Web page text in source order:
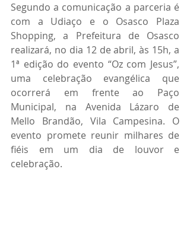
Segundo a comunicação a parceria é
com a Udiaço e o Osasco Plaza
Shopping, a Prefeitura de Osasco
realizará, no dia 12 de abril, às 15h, a
1ª edição do evento “Oz com Jesus”,
uma celebração evangélica que
ocorrerá em frente ao Paço
Municipal, na Avenida Lázaro de
Mello Brandão, Vila Campesina. O
evento promete reunir milhares de
fiéis em um dia de louvor e
celebração.